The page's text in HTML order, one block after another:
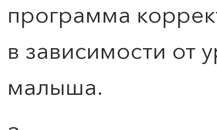
программа
в зависимости от
малыша.